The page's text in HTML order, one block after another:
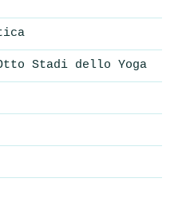
Stadi dello Yoga